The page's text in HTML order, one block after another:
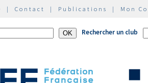
| Contact | Publications | Mon
Rechercher un club